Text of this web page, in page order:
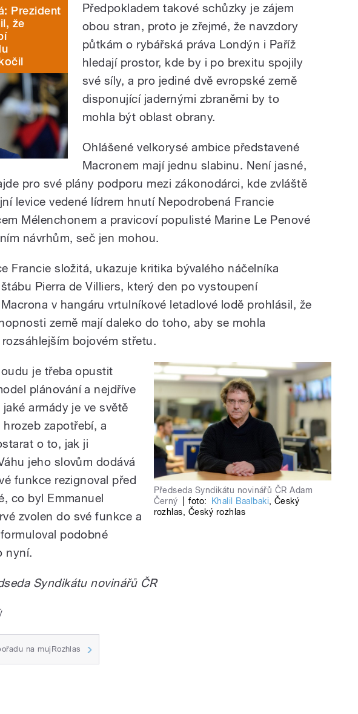
Prezident
že
Předpokladem takové schůzky je zájem
obou stran, proto je zřejmé, že navzdory
půtkám o rybářská práva Londýn i Paříž
hledají prostor, kde by i po brexitu spojily
své síly, a pro jediné dvě evropské země
disponující jadernými zbraněmi by to
mohla být oblast obrany.
Ohlášené velkorysé ambice představené
Macronem mají jednu slabinu. Není jasné,
pro své plány podporu mezi zákonodárci, kde zvláště
levice vedené lídrem hnutí Nepodrobená Francie
Mélenchonem a pravicoví populisté Marine Le Penové
návrhům, seč jen mohou.
Francie složitá, ukazuje kritika bývalého náčelníka
Pierra de Villiers, který den po vystoupení
v hangáru vrtulníkové letadlové lodě prohlásil, že
země mají daleko do toho, aby se mohla
bojovém střetu.
Předseda Syndikátu novinářů ČR Adam
Černý
foto: Khalil Baalbaki, Český
rozhlas, Český rozhlas
je třeba opustit
plánování a nejdříve
armády je ve světě
zapotřebí, a
o to, jak ji
jeho slovům dodává
funkce rezignoval před
co byl Emmanuel
zvolen do své funkce a
podobné
nyní.
Syndikátu novinářů ČR
na mujRozhlas